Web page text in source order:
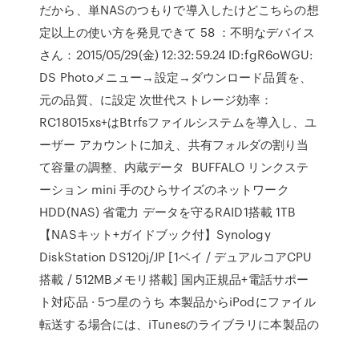
だから、単NASのつもりで導入したけどこちらの想
定以上の使い方を発見できて 58 ：不明なデバイス
さん：2015/05/29(金) 12:32:59.24 ID:fgR6oWGU:
DS Photoメニュー→設定→ダウンロード品質を、
元の品質、に設定 次世代ストレージ効率：
RC18015xs+はBtrfsファイルシステムを導入し、ユ
ーザー アカウントに加え、共有フォルダの割り当
て容量の調整、内蔵データ BUFFALO リンクステ
ーション mini 手のひらサイズのネットワーク
HDD(NAS) 省電力 データを守るRAID1搭載 1TB
【NASキット+ガイドブック付】Synology
DiskStation DS120j/JP [1ベイ / デュアルコアCPU
搭載 / 512MBメモリ搭載] 国内正規品+電話サポー
ト対応品 · 5つ星のうち 本製品からiPodにファイル
転送する場合には、iTunesのライブラリに本製品の